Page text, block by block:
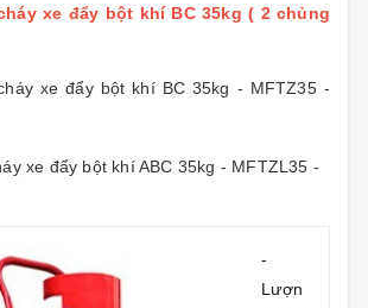
xe đẩy bột khí BC 35kg ( 2 chủng
xe đẩy bột khí BC 35kg - MFTZ35 -
xe đẩy bột khí ABC 35kg - MFTZL35 -
-
Lượn